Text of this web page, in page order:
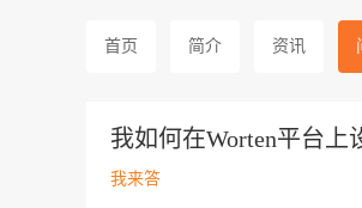
首页 简介 资讯
我如何在Worten平台上
我来答